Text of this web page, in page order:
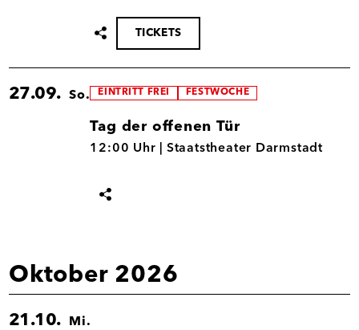
Termin
teilen
TICKETS
27.09. So. EINTRITT FREI FESTWOCHE
Tag der offenen Tür
27.09.
12:00 Uhr | Staatstheater Darmstadt
Termin
Oktober 2026
21.10. Mi.